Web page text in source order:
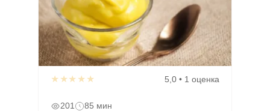
★★★★★ 5,0 • 1 оценка
201 85 мин